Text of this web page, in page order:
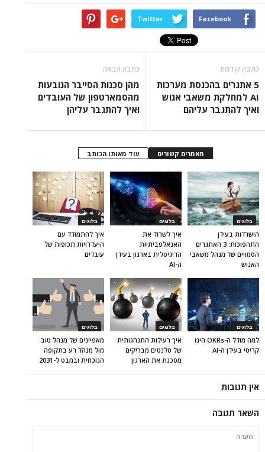
Facebook
Twitter
כתבה קודמת
5 אתגרים בהכנסת מערכות
AI למחלקת משאבי אנוש
ואיך להתגבר עליהם
כתבה הבאה
מהן סכנות הסייבר הנובעות
מהסמארטפון של העובדים
ואיך להתגבר עליהן
מאמרים קשורים עוד מאותו הכותב
בלוגים
איך להתמודד עם
היעדרויות תכופות של
עובדים
בלוגים
איך לשרוד את
האנאלפביתיוּת
הדיגיטלית בארגון בעידן
ה-AI
בלוגים
הישרדות בעידן
התהפוכות: 3 האתגרים
הסמויים של מנהל משאבי
האנוש
בלוגים
מאפיינים של מנהל טוב
מול מנהל רע בתקופה
הנוכחית ובמבט ל-2031
בלוגים
איך רעילות התנהגותית
של טלנטים מבריקים
מסכנת את הארגון
בלוגים
למה מודל ה-OKRs הינו
קריטי בעידן ה-AI
אין תגובות
השאר תגובה